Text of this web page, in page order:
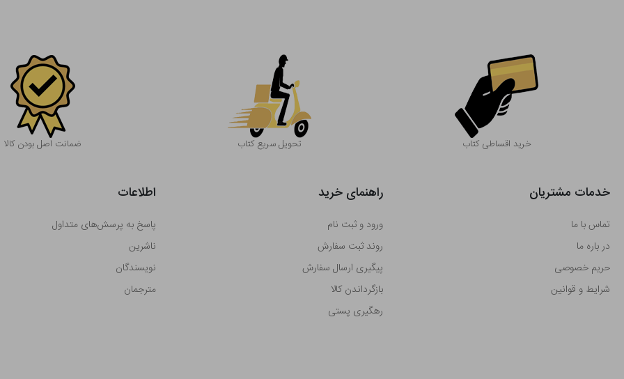
خرید اقساطی کتاب تحویل سریع کتاب ضمانت اصل بودن کالا
خدمات مشتریان
تماس با ما
در باره ما
حریم خصوصی
شرایط و قوانین
راهنمای خرید
ورود و ثبت نام
روند ثبت سفارش
پیگیری ارسال سفارش
بازگرداندن کالا
رهگیری پستی
اطلاعات
پاسخ به پرسش‌های متداول
ناشرین
نویسندگان
مترجمان